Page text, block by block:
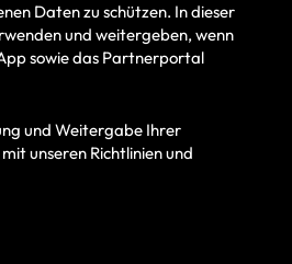
Daten zu schützen. In dieser
und weitergeben, wenn
sowie das Partnerportal
und Weitergabe Ihrer
unseren Richtlinien und